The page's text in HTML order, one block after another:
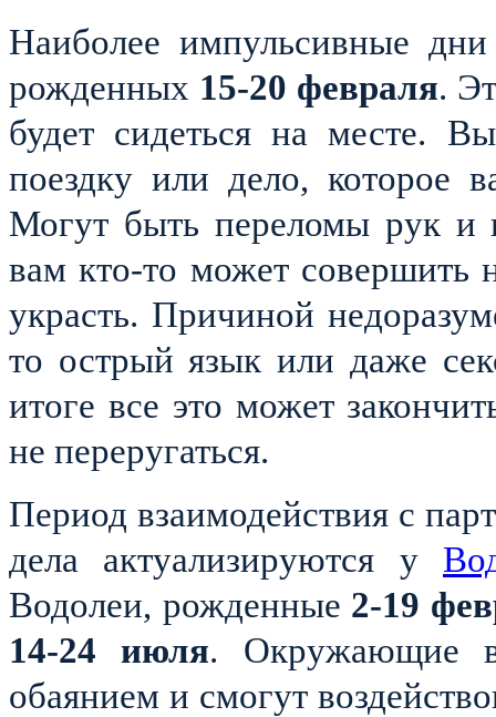
Наиболее импульсивные
рожденных 15-20 февраля.
будет сидеться на месте.
поездку или дело, которое
Могут быть переломы рук и
вам кто-то может совершить
украсть. Причиной
то острый язык или даже
итоге все это может
не переругаться.
Период взаимодействия с
дела актуализируются у
Водолеи, рожденные 2-19
14-24 июля. Окружающие
обаянием и смогут